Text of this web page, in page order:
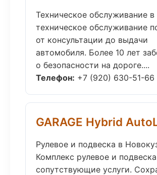
Техническое обслуживание в
техническое обслуживание
от консультации до выдачи
автомобиля. Более 10 лет
о безопасности на дороге....
Телефон: +7 (920) 630-51-66
GARAGE Hybrid
Рулевое и подвеска в
Комплекс рулевое и
сопутствующие услуги.